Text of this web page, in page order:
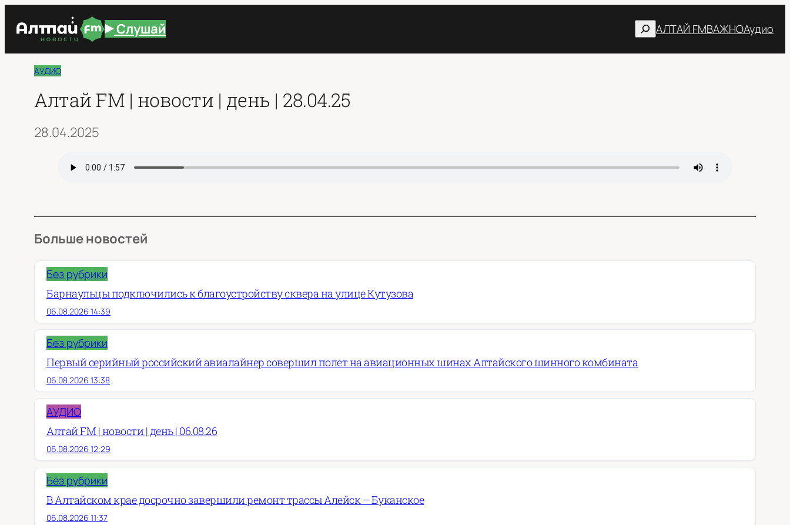
Слушай ПоискАЛТАЙ FMВАЖНОАудио
АУДИО
Алтай FM | новости | день | 28.04.25
28.04.2025
Больше новостей
Без рубрики
Барнаульцы подключились к благоустройству сквера на улице Кутузова
06.08.2026 14:39
Без рубрики
Первый серийный российский авиалайнер совершил полет на авиационных шинах Алтайского шинного комбината
06.08.2026 13:38
АУДИО
Алтай FM | новости | день | 06.08.26
06.08.2026 12:29
Без рубрики
В Алтайском крае досрочно завершили ремонт трассы Алейск – Буканское
06.08.2026 11:37